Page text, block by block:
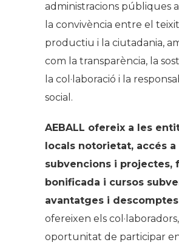
administracions públiques
la convivència entre el teixit
productiu i la ciutadania,
com la transparència, la
la col·laboració i la
social.
AEBALL ofereix a les
locals notorietat, accés a
subvencions i projectes,
bonificada i cursos
avantatges i descomptes
ofereixen els col·laboradors,
oportunitat de participar